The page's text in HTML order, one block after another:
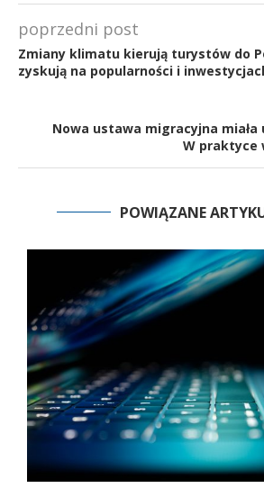
poprzedni post
Zmiany klimatu kierują turystów do
zyskują na popularności i
Nowa ustawa migracyjna miała
W praktyce
POWIĄZANE